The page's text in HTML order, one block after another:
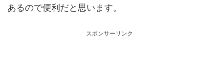
あるので便利だと思います。
スポンサーリンク